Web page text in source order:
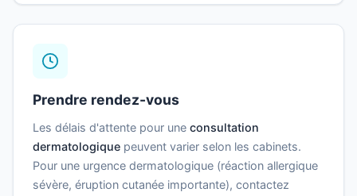
Prendre rendez-vous
Les délais d'attente pour une consultation
dermatologique peuvent varier selon les cabinets.
Pour une urgence dermatologique (réaction allergique
sévère, éruption cutanée importante), contactez